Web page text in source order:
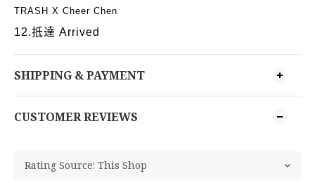
TRASH X Cheer Chen
12.抵達 Arrived
SHIPPING & PAYMENT
CUSTOMER REVIEWS